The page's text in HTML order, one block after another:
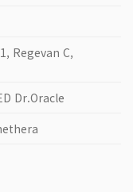
Regevan C,
Dr.Oracle